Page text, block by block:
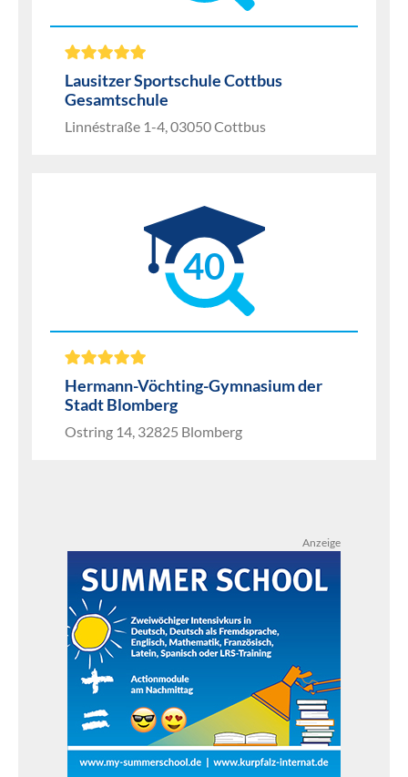
Lausitzer Sportschule Cottbus
Gesamtschule
Linnéstraße 1-4, 03050 Cottbus
40
Hermann-Vöchting-Gymnasium der
Stadt Blomberg
Ostring 14, 32825 Blomberg
Anzeige